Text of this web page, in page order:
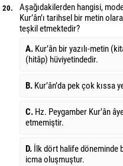
20.
Aşağıdakilerden hangisi,
Kur’ân’ı tarihsel bir metin
teşkil etmektedir?
A. Kur’ân bir yazılı-metin
(hitâp) hüviyetindedir.
B. Kur’ân’da pek çok kıssa
C. Hz. Peygamber Kur’ân
etmemiştir.
D.
İlk dört halife
icma oluşmuştur.